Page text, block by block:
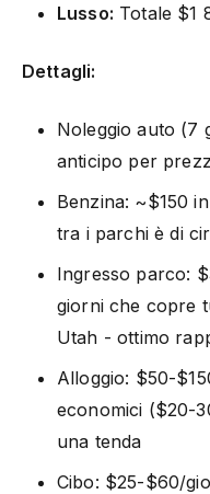
Lusso: Totale $1
Dettagli:
Noleggio auto (7
anticipo per
Benzina: ~$150
tra i parchi è di
Ingresso parco:
giorni che copre
Utah - ottimo
Alloggio: $50-
economici ($20-
una tenda
Cibo: $25-$60/